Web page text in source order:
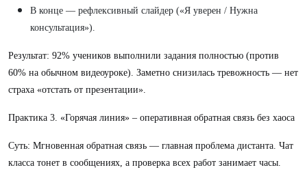
В конце — рефлексивный слайдер («Я уверен / Нужна
консультация»).
Результат: 92% учеников выполнили задания полностью (против
60% на обычном видеоуроке). Заметно снизилась тревожность — нет
страха «отстать от презентации».
Практика 3. «Горячая линия» – оперативная обратная связь без хаоса
Суть: Мгновенная обратная связь — главная проблема дистанта. Чат
класса тонет в сообщениях, а проверка всех работ занимает часы.